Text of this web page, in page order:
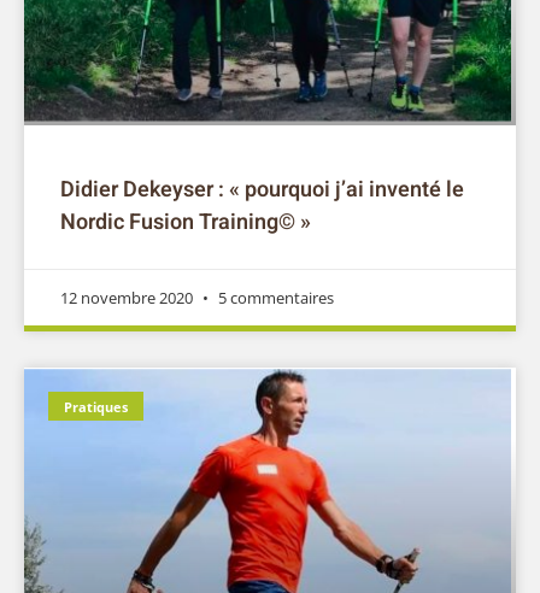
Didier Dekeyser : « pourquoi j’ai inventé le
Nordic Fusion Training© »
12 novembre 2020 5 commentaires
Pratiques